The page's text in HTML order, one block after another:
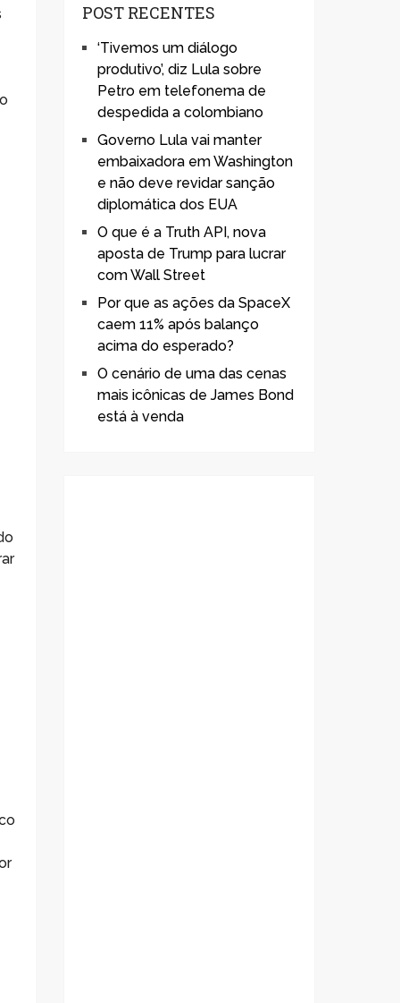
POST RECENTES
‘Tivemos um diálogo
produtivo’, diz Lula sobre
Petro em telefonema de
despedida a colombiano
Governo Lula vai manter
embaixadora em Washington
e não deve revidar sanção
diplomática dos EUA
O que é a Truth API, nova
aposta de Trump para lucrar
com Wall Street
Por que as ações da SpaceX
caem 11% após balanço
acima do esperado?
O cenário de uma das cenas
mais icônicas de James Bond
está à venda